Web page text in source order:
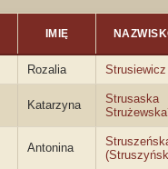
IMIĘ
Rozalia Strusiewicz
Katarzyna
Strusaska
Antonina